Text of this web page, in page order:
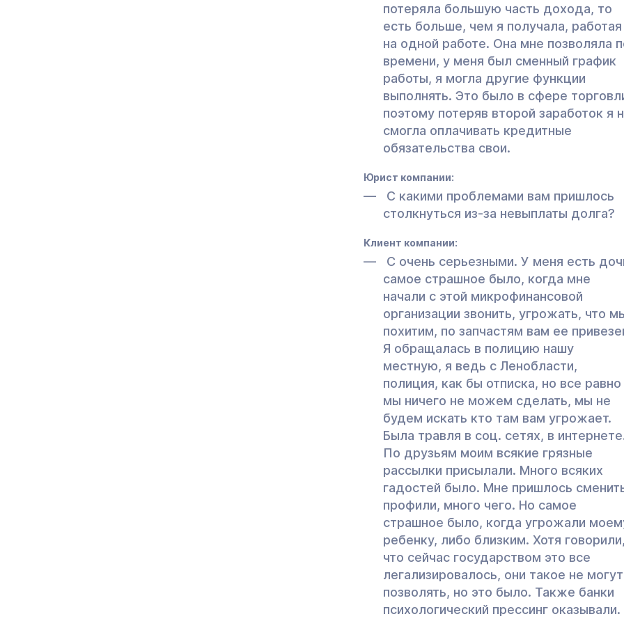
потеряла большую часть дохода, то
есть больше, чем я получала, работая
на одной работе. Она мне позволяла
времени, у меня был сменный график
работы, я могла другие функции
выполнять. Это было в сфере
поэтому потеряв второй заработок я
смогла оплачивать кредитные
обязательства свои.
Юрист компании:
С какими проблемами вам пришлось
столкнуться из-за невыплаты долга?
Клиент компании:
С очень серьезными. У меня есть
самое страшное было, когда мне
начали с этой микрофинансовой
организации звонить, угрожать, что
похитим, по запчастям вам ее
Я обращалась в полицию нашу
местную, я ведь с Ленобласти,
полиция, как бы отписка, но все равно
мы ничего не можем сделать, мы не
будем искать кто там вам угрожает.
Была травля в соц. сетях, в
По друзьям моим всякие грязные
рассылки присылали. Много всяких
гадостей было. Мне пришлось
профили, много чего. Но самое
страшное было, когда угрожали
ребенку, либо близким. Хотя говорили,
что сейчас государством это все
легализировалось, они такое не могут
позволять, но это было. Также банки
психологический прессинг оказывали.